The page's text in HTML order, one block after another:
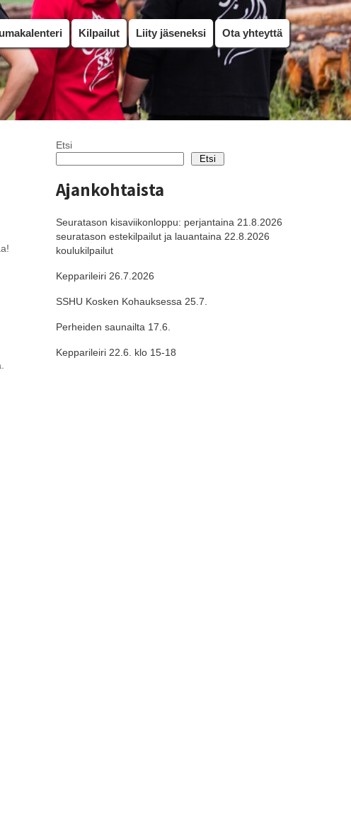
Kilpailut Liity jäseneksi Ota yhteyttä
Etsi
Etsi
Ajankohtaista
Seuratason kisaviikonloppu: perjantaina 21.8.2026
seuratason estekilpailut ja lauantaina 22.8.2026
koulukilpailut
Kepparileiri 26.7.2026
SSHU Kosken Kohauksessa 25.7.
Perheiden saunailta 17.6.
Kepparileiri 22.6. klo 15-18